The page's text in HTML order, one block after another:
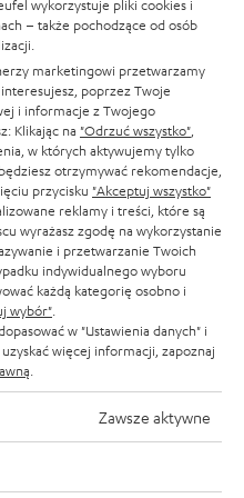
wykorzystuje pliki cookies i
– także pochodzące od osób
marketingowi przetwarzamy
poprzez Twoje
i informacje z Twojego
Klikając na "Odrzuć wszystko"
w których aktywujemy tylko
otrzymywać rekomendacje,
przycisku "Akceptuj wszystko"
reklamy i treści, które są
wyrażasz zgodę na wykorzystanie
i przetwarzanie Twoich
indywidualnego wyboru
każdą kategorię osobno i
wybór"
w "Ustawienia danych" i
więcej informacji, zapoznaj
Zawsze aktywne